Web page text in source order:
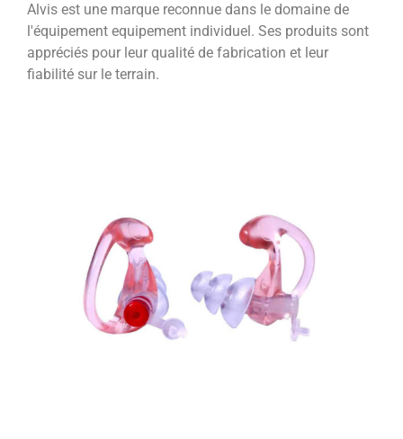
Alvis est une marque reconnue dans le domaine de
l'équipement equipement individuel. Ses produits sont
appréciés pour leur qualité de fabrication et leur
fiabilité sur le terrain.